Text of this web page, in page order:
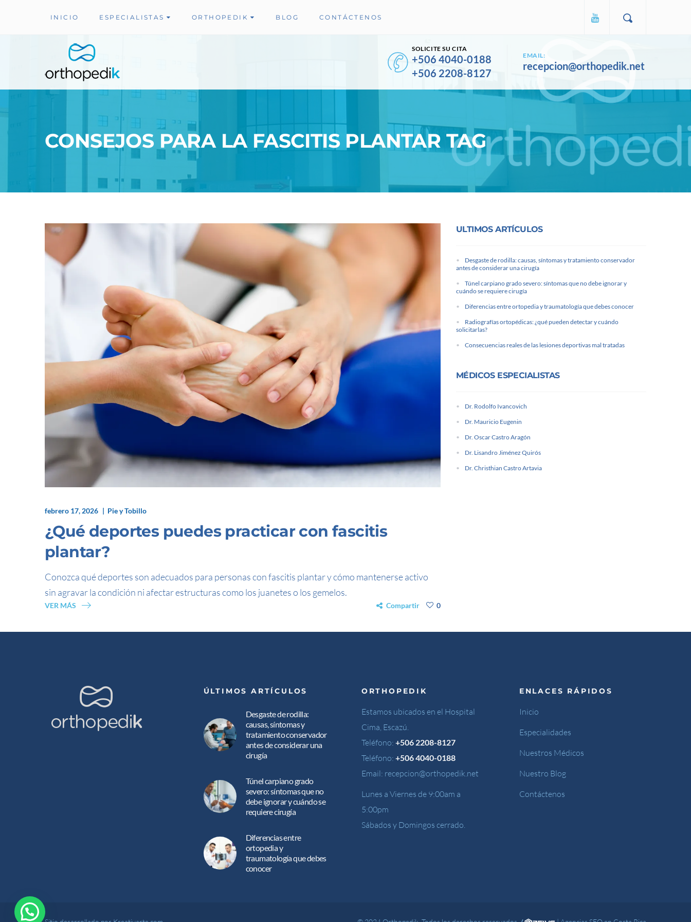
INICIO ESPECIALISTAS ORTHOPEDIK BLOG CONTÁCTENOS
SOLICITE SU CITA
+506 4040-0188
+506 2208-8127
EMAIL:
recepcion@orthopedik.net
CONSEJOS PARA LA FASCITIS PLANTAR TAG
febrero 17, 2026 Pie y Tobillo
¿Qué deportes puedes practicar con fascitis
plantar?
Conozca qué deportes son adecuados para personas con fascitis plantar y cómo mantenerse activo
sin agravar la condición ni afectar estructuras como los juanetes o los gemelos.
VER MÁS Compartir 0
ULTIMOS ARTÍCULOS
Desgaste de rodilla: causas, síntomas y tratamiento conservador
antes de considerar una cirugía
Túnel carpiano grado severo: síntomas que no debe ignorar y
cuándo se requiere cirugía
Diferencias entre ortopedia y traumatología que debes conocer
Radiografías ortopédicas: ¿qué pueden detectar y cuándo
solicitarlas?
Consecuencias reales de las lesiones deportivas mal tratadas
MÉDICOS ESPECIALISTAS
Dr. Rodolfo Ivancovich
Dr. Mauricio Eugenin
Dr. Oscar Castro Aragón
Dr. Lisandro Jiménez Quirós
Dr. Christhian Castro Artavia
ÚLTIMOS ARTÍCULOS
Desgaste de rodilla:
causas, síntomas y
tratamiento conservador
antes de considerar una
cirugía
Túnel carpiano grado
severo: síntomas que no
debe ignorar y cuándo se
requiere cirugía
Diferencias entre
ortopedia y
traumatología que debes
conocer
ORTHOPEDIK
Estamos ubicados en el Hospital
Cima, Escazú.
Teléfono: +506 2208-8127
Teléfono: +506 4040-0188
Email: recepcion@orthopedik.net
Lunes a Viernes de 9:00am a
5:00pm
Sábados y Domingos cerrado.
ENLACES RÁPIDOS
Inicio
Especialidades
Nuestros Médicos
Nuestro Blog
Contáctenos